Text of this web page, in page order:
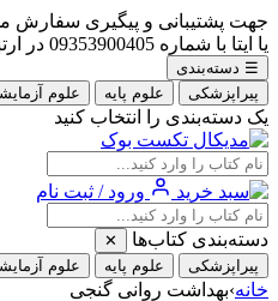
جهت پشتیبانی و پیگیری سفارش
یا ایتا با شماره 09353900405 در ارتباط باشید.
☰ دسته‌بندی
پیراپزشکی
علوم پایه علوم
یک دسته‌بندی را انتخاب کنید
ورود / ثبت نام
دسته‌بندی کتاب‌ها
✕
پیراپزشکی
علوم پایه علوم
خانه›بهداشت روانی گنجی